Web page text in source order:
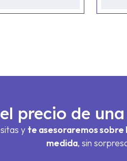
precio de
y te asesoraremos sobre
medida, sin